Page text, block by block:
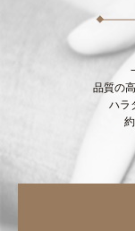
品質の
ハラ